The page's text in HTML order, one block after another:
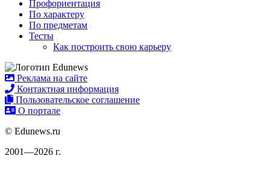
Профориентация
По характеру
По предметам
Тесты
Как построить свою карьеру
Реклама на сайте
Контактная информация
Пользовательское соглашение
О портале
© Edunews.ru
2001—2026 г.